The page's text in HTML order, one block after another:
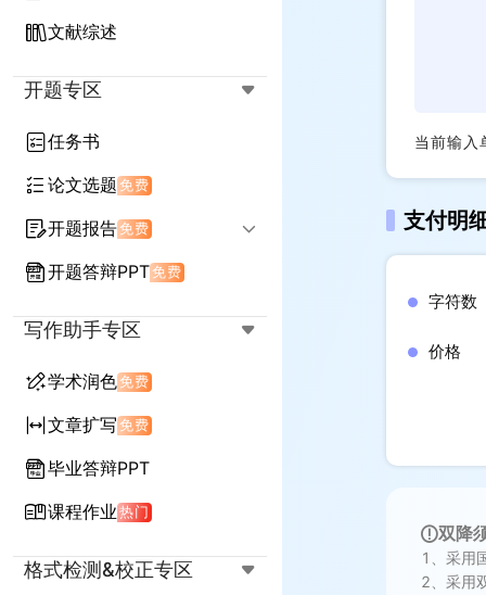
文献综述
开题专区
任务书
论文选题 免费
开题报告免费
输入标题生成开题
开题答辩PPT免费
写作助手专区
学术润色免费
文章扩写免费
毕业答辩PPT
课程作业热门
格式检测&校正专区
当前输入
支付明
字符数
价格
双降
1、采用
2、采用